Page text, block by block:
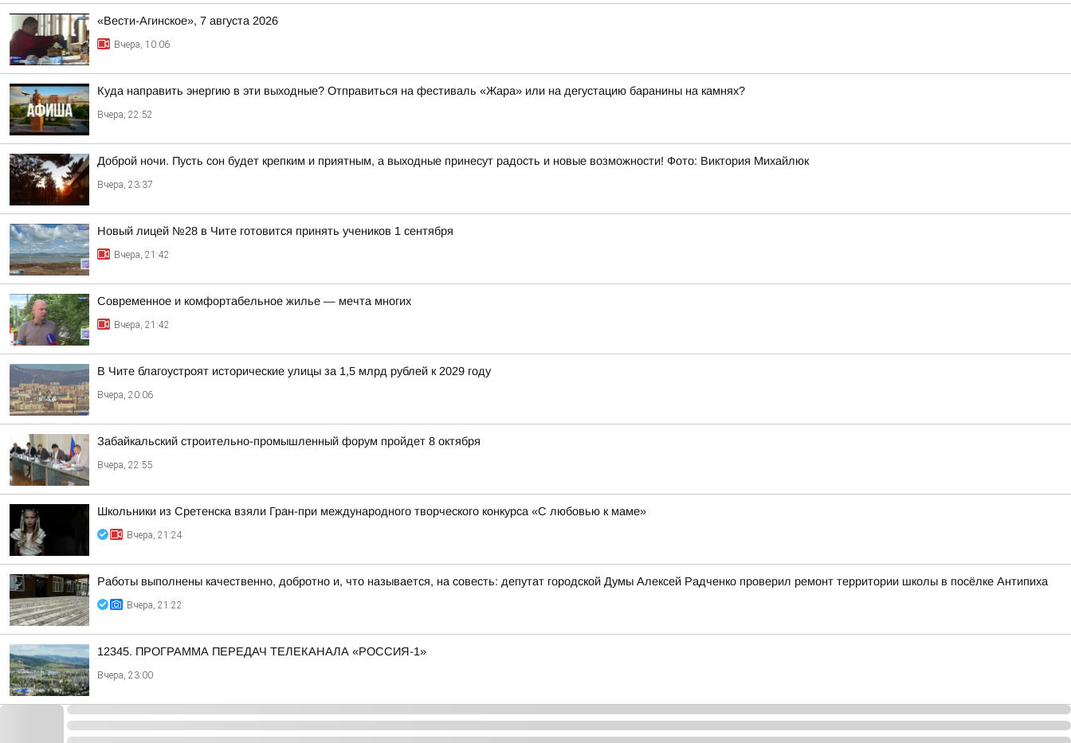
«Вести-Агинское», 7 августа 2026
Вчера, 10:06
Куда направить энергию в эти выходные? Отправиться на фестиваль «Жара» или на дегустацию баранины на камнях?
Вчера, 22:52
Доброй ночи. Пусть сон будет крепким и приятным, а выходные принесут радость и новые возможности! Фото: Виктория Михайлюк
Вчера, 23:37
Новый лицей №28 в Чите готовится принять учеников 1 сентября
Вчера, 21:42
Современное и комфортабельное жилье — мечта многих
Вчера, 21:42
В Чите благоустроят исторические улицы за 1,5 млрд рублей к 2029 году
Вчера, 20:06
Забайкальский строительно-промышленный форум пройдет 8 октября
Вчера, 22:55
Школьники из Сретенска взяли Гран-при международного творческого конкурса «С любовью к маме»
Вчера, 21:24
Работы выполнены качественно, добротно и, что называется, на совесть: депутат городской Думы Алексей Радченко проверил ремонт территории школы в посёлке Антипиха
Вчера, 21:22
12345. ПРОГРАММА ПЕРЕДАЧ ТЕЛЕКАНАЛА «РОССИЯ-1»
Вчера, 23:00